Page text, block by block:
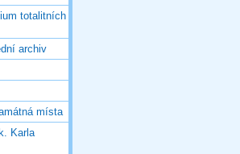
totalitních
archiv
místa
Karla